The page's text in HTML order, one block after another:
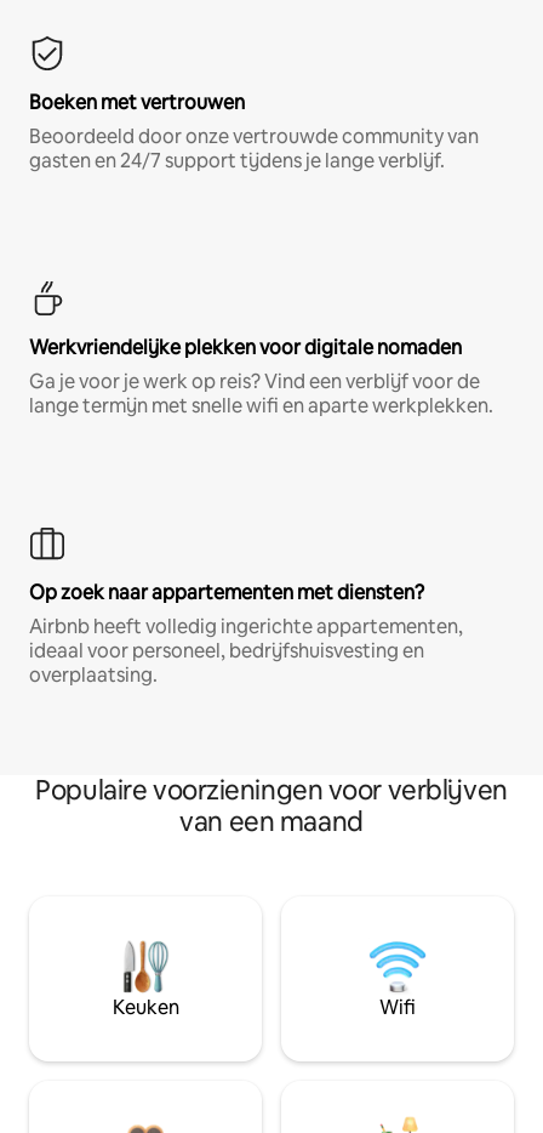
Boeken met vertrouwen
Beoordeeld door onze vertrouwde community van
gasten en 24/7 support tijdens je lange verblijf.
Werkvriendelijke plekken voor digitale nomaden
Ga je voor je werk op reis? Vind een verblijf voor de
lange termijn met snelle wifi en aparte werkplekken.
Op zoek naar appartementen met diensten?
Airbnb heeft volledig ingerichte appartementen,
ideaal voor personeel, bedrijfshuisvesting en
overplaatsing.
Populaire voorzieningen voor verblijven
van een maand
Keuken Wifi